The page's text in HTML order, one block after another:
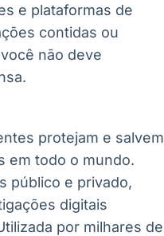
e plataformas de
contidas ou
não deve
protejam e salvem
em todo o mundo.
público e privado,
digitais
por milhares de